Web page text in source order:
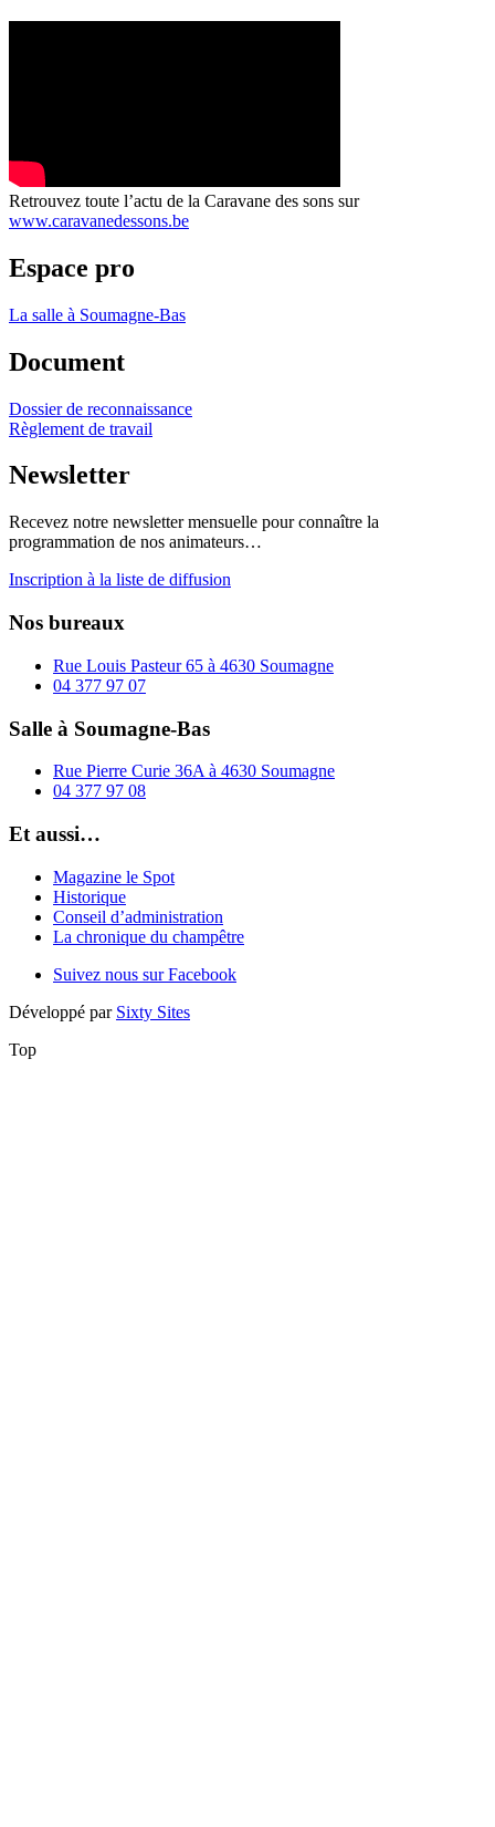
Retrouvez toute l’actu de la Caravane des sons sur
www.caravanedessons.be
Espace pro
La salle à Soumagne-Bas
Document
Dossier de reconnaissance
Règlement de travail
Newsletter
Recevez notre newsletter mensuelle pour connaître la
programmation de nos animateurs…
Inscription à la liste de diffusion
Nos bureaux
Rue Louis Pasteur 65 à 4630 Soumagne
04 377 97 07
Salle à Soumagne-Bas
Rue Pierre Curie 36A à 4630 Soumagne
04 377 97 08
Et aussi…
Magazine le Spot
Historique
Conseil d’administration
La chronique du champêtre
Suivez nous sur Facebook
Développé par Sixty Sites
Top